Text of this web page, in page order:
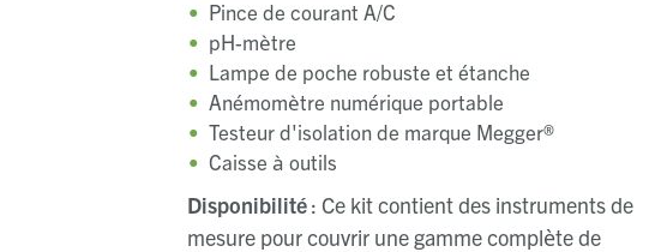
Pince de courant A/C
pH-mètre
Lampe de poche robuste et étanche
Anémomètre numérique portable
Testeur d'isolation de marque Megger®
Caisse à outils
Disponibilité: Ce kit contient des instruments de
mesure pour couvrir une gamme complète de